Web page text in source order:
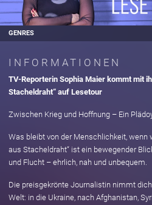
GENRES
INFORMATIONEN
TV-Reporterin Sophia Maier kommt mit
Stacheldraht“ auf Lesetour
Zwischen Krieg und Hoffnung – Ein
Was bleibt von der Menschlichkeit, wenn
aus Stacheldraht“ ist ein bewegender
und Flucht – ehrlich, nah und unbequem.
Die preisgekrönte Journalistin nimmt
Welt: in die Ukraine, nach Afghanistan,